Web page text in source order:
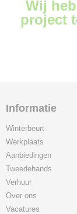
Mest- en
Skid steer laders
Sleuvengravers
Stronkenfrees
Tractie-eenheden
Tractoren
Verreikers
Wij
project
Informatie
Winterbeurt
Werkplaats
Aanbiedingen
Tweedehands
Verhuur
Over ons
Vacatures